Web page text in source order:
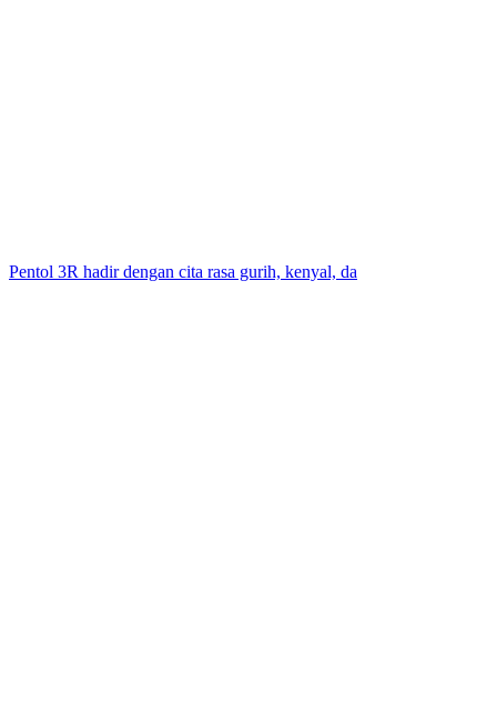
Pentol 3R hadir dengan cita rasa gurih, kenyal, da